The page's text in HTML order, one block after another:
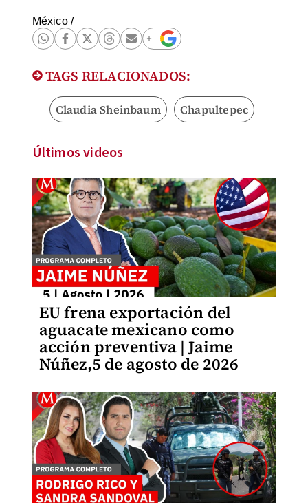
México/
TAGS RELACIONADOS:
Claudia Sheinbaum Chapultepec
Últimos videos
EU frena exportación del
aguacate mexicano como
acción preventiva | Jaime
Núñez,5 de agosto de 2026